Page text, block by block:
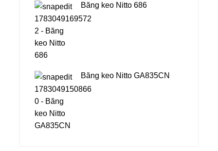
Băng keo Nitto 686
Băng keo Nitto GA835CN